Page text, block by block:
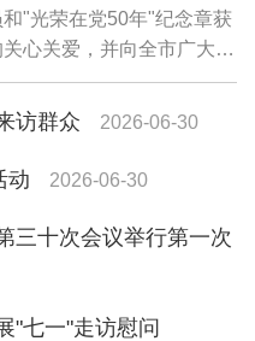
"光荣在党50年"纪念章获
心关爱，并向全市广大党
党员李珍英1945年参加
项事业...
访群众 2026-06-30
动 2026-06-30
三十次会议举行第一次
"七一"走访慰问